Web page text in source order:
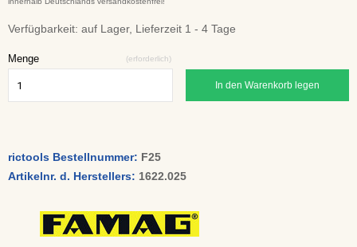
Verfügbarkeit: auf Lager, Lieferzeit 1 - 4 Tage
Menge (erforderlich)
In den Warenkorb legen
rictools Bestellnummer: F25
Artikelnr. d. Herstellers: 1622.025